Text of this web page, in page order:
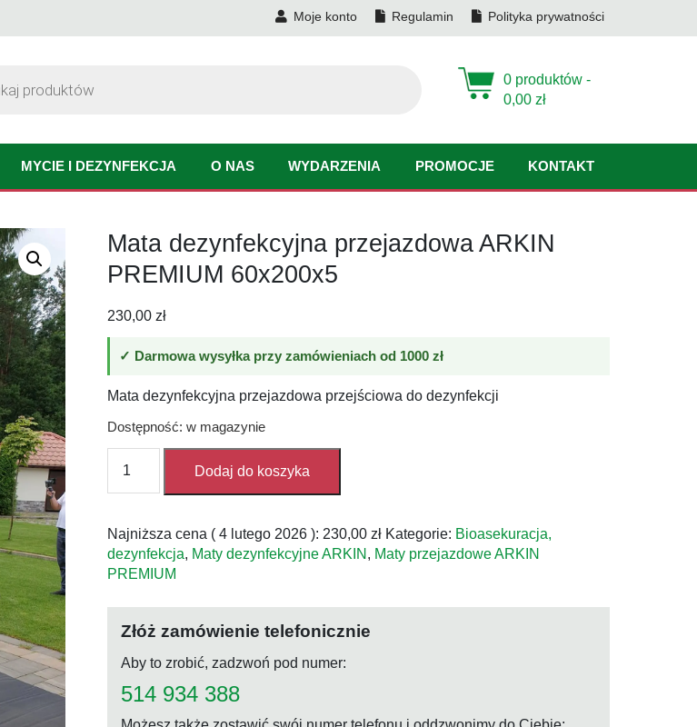
Moje konto Regulamin Polityka prywatności
0 produktów -
0,00zł
MYCIE I DEZYNFEKCJA O NAS WYDARZENIA PROMOCJE KONTAKT
Mata dezynfekcyjna przejazdowa ARKIN
PREMIUM 60x200x5
230,00zł
✓ Darmowa wysyłka przy zamówieniach od 1000 zł
Mata dezynfekcyjna przejazdowa przejściowa do dezynfekcji
Dostępność: w magazynie
Mata
dezynfekcyjna
ARKIN
PREMIUM
60x200x5
Dodaj do koszyka
Najniższa cena ( 4 lutego 2026 ): 230,00zł Kategorie: Bioasekuracja,
dezynfekcja, Maty dezynfekcyjne ARKIN , Maty przejazdowe ARKIN
PREMIUM
Złóż zamówienie telefonicznie
Aby to zrobić, zadzwoń pod numer:
514 934 388